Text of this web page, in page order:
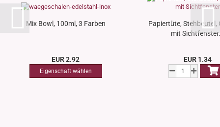
Mix Bowl, 100ml, 3 Farben
EUR 2.92
Papiertüte, Stehbeutel,
mit
EUR 1.34